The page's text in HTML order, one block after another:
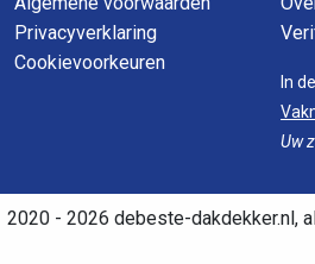
Privacyverklaring
Cookievoorkeuren
In
Uw
2020 - 2026 debeste-dakdekker.nl,